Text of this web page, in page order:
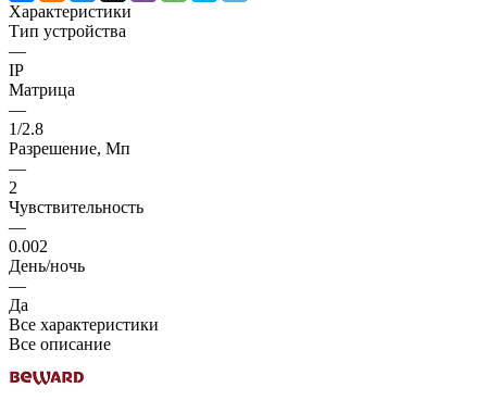
Характеристики
Тип устройства
—
IP
Матрица
—
1/2.8
Разрешение, Мп
—
2
Чувствительность
—
0.002
День/ночь
—
Да
Все характеристики
Все описание